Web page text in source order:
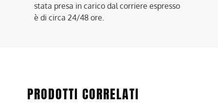
stata presa in carico dal corriere espresso
è di circa 24/48 ore.
PRODOTTI CORRELATI